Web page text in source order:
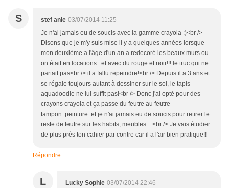
S stef anie 03/07/2014 11:25
Je n'ai jamais eu de soucis avec la gamme crayola :)<br />
Disons que je m'y suis mise il y a quelques années lorsque
mon deuxième a l'âge d'un an a redecoré les beaux murs ou
on était en locations...et avec du rouge et noir!!! le truc qui ne
partait pas<br /> il a fallu repeindre!<br /> Depuis il a 3 ans et
se régale toujours autant à dessiner sur le sol, le tapis
aquadoodle ne lui suffit pas!<br /> Donc j'ai opté pour des
crayons crayola et ça passe du feutre au feutre
tampon..peinture..et je n'ai jamais eu de soucis pour retirer le
reste de feutre sur les habits, meubles....<br /> Je vais étudier
de plus près ton cahier par contre car il a l'air bien pratique!!
Répondre
L Lucky Sophie 03/07/2014 22:46